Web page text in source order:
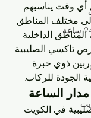
وقت يناسبهم.
مختلف المناطق
الداخلية
تاكسي الصليبية
ذوي خبرة
الجودة للركاب.
الساعة
في الكويت